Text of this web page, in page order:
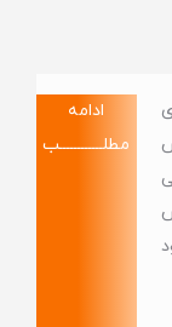
ادامه
مطلــــــــــــب